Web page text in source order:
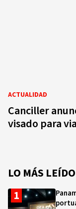
ACTUALIDAD
Canciller
visado para
LO MÁS LEÍDO